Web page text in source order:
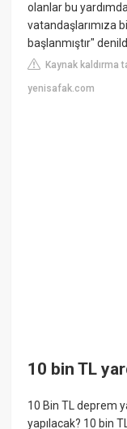
olanlar bu
vatandaşlarımıza
başlanmıştır"
Kaynak kaldırma
yenisafak.com
10 bin TL
10 Bin TL deprem
yapılacak? 10 bin